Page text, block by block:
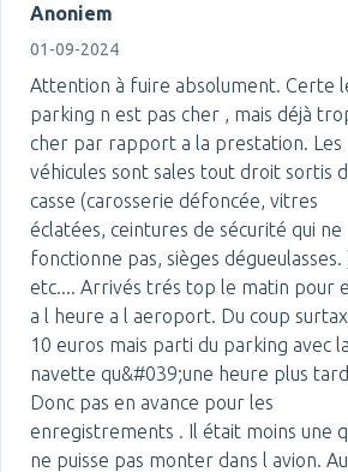
Anoniem
01-09-2024
Attention à fuire absolument. Certe
parking n est pas cher , mais déjà
cher par rapport a la prestation. Les
véhicules sont sales tout droit sortis
casse (carosserie défoncée, vitres
éclatées, ceintures de sécurité qui ne
fonctionne pas, sièges dégueulasses.
etc.... Arrivés trés top le matin pour
a l heure a l aeroport. Du coup
10 euros mais parti du parking avec la
navette qu&#039;une heure plus
Donc pas en avance pour les
enregistrements . Il était moins une
ne puisse pas monter dans l avion. Au